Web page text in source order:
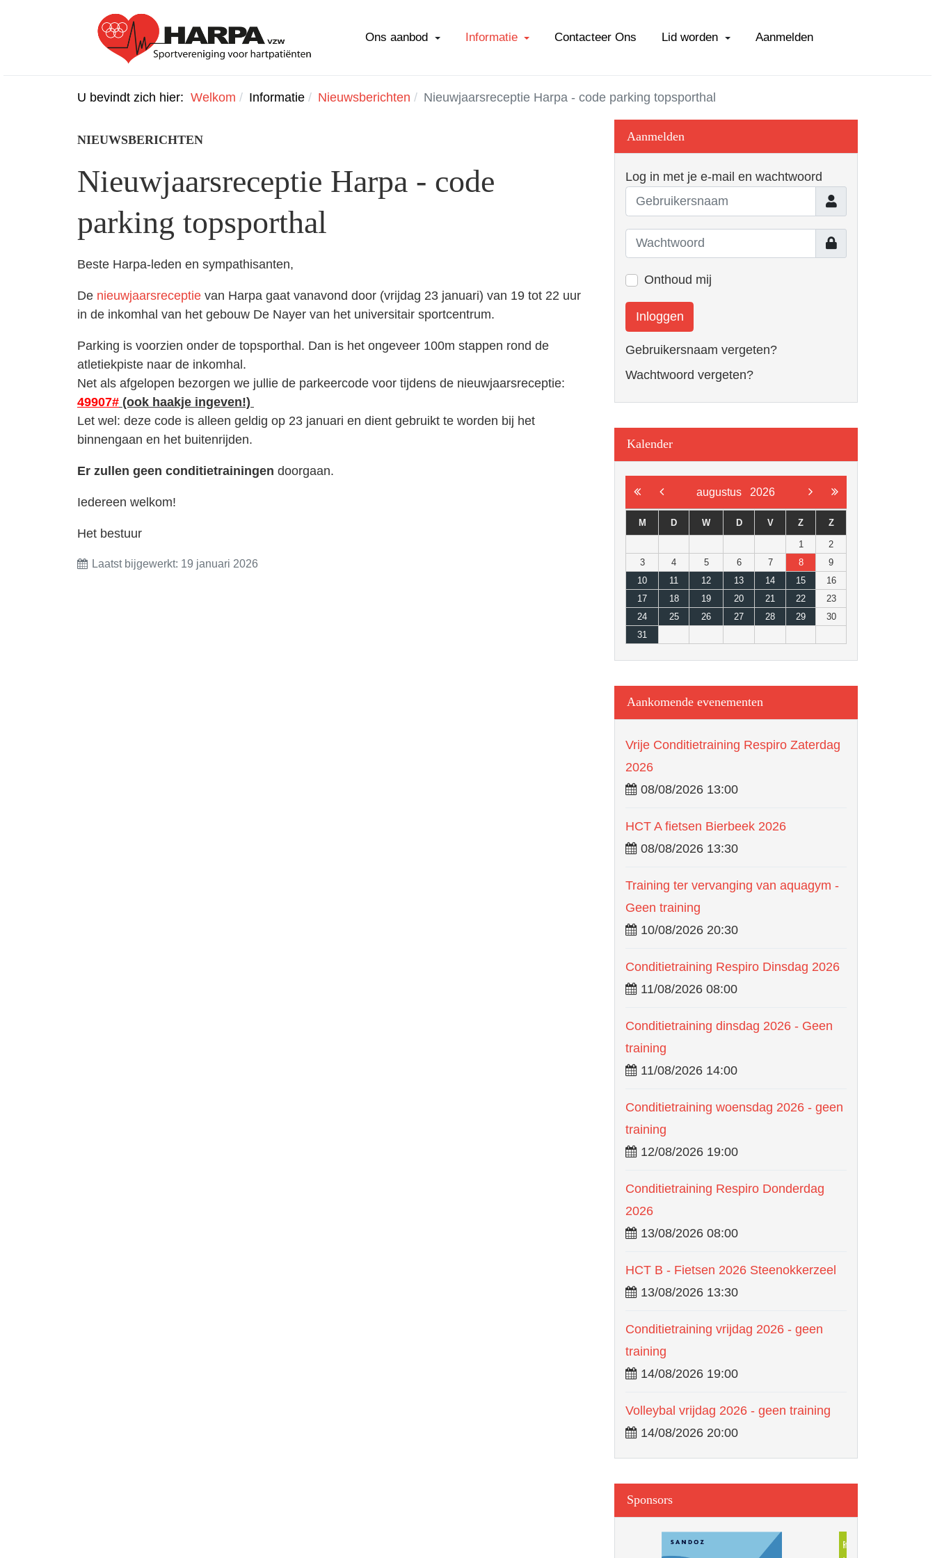
Ons aanbod Informatie Contacteer Ons Lid worden Aanmelden
U bevindt zich hier: Welkom Informatie Nieuwsberichten Nieuwjaarsreceptie Harpa - code parking topsporthal
NIEUWSBERICHTEN
Nieuwjaarsreceptie Harpa - code
parking topsporthal
Beste Harpa-leden en sympathisanten,
De nieuwjaarsreceptie van Harpa gaat vanavond door (vrijdag 23 januari) van 19 tot 22 uur
in de inkomhal van het gebouw De Nayer van het universitair sportcentrum.
Parking is voorzien onder de topsporthal. Dan is het ongeveer 100m stappen rond de
atletiekpiste naar de inkomhal.
Net als afgelopen bezorgen we jullie de parkeercode voor tijdens de nieuwjaarsreceptie:
49907# (ook haakje ingeven!)
Let wel: deze code is alleen geldig op 23 januari en dient gebruikt te worden bij het
binnengaan en het buitenrijden.
Er zullen geen conditietrainingen doorgaan.
Iedereen welkom!
Het bestuur
Laatst bijgewerkt: 19 januari 2026
Aanmelden
Log in met je e-mail en wachtwoord
Gebruikersnaam
Toon
Onthoud mij
Inloggen
Gebruikersnaam vergeten?
Wachtwoord vergeten?
Kalender
augustus 2026
M D W D V Z Z
1
2
3
4 5 6 7 8
9
10
11 12 13 14 15
16
17
18 19 20 21 22
23
24
25 26 27 28 29
30
31
Aankomende evenementen
Vrije Conditietraining Respiro Zaterdag
2026
08/08/2026 13:00
HCT A fietsen Bierbeek 2026
08/08/2026 13:30
Training ter vervanging van aquagym -
Geen training
10/08/2026 20:30
Conditietraining Respiro Dinsdag 2026
11/08/2026 08:00
Conditietraining dinsdag 2026 - Geen
training
11/08/2026 14:00
Conditietraining woensdag 2026 - geen
training
12/08/2026 19:00
Conditietraining Respiro Donderdag
2026
13/08/2026 08:00
HCT B - Fietsen 2026 Steenokkerzeel
13/08/2026 13:30
Conditietraining vrijdag 2026 - geen
training
14/08/2026 19:00
Volleybal vrijdag 2026 - geen training
14/08/2026 20:00
Sponsors